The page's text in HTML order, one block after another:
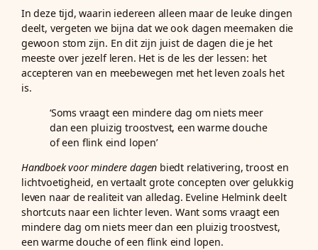
In deze tijd, waarin iedereen alleen maar de leuke dingen
deelt, vergeten we bijna dat we ook dagen meemaken die
gewoon stom zijn. En dit zijn juist de dagen die je het
meeste over jezelf leren. Het is de les der lessen: het
accepteren van en meebewegen met het leven zoals het
is.
‘Soms vraagt een mindere dag om niets meer
dan een pluizig troostvest, een warme douche
of een flink eind lopen’
Handboek voor mindere dagen biedt relativering, troost en
lichtvoetigheid, en vertaalt grote concepten over gelukkig
leven naar de realiteit van alledag. Eveline Helmink deelt
shortcuts naar een lichter leven. Want soms vraagt een
mindere dag om niets meer dan een pluizig troostvest,
een warme douche of een flink eind lopen.